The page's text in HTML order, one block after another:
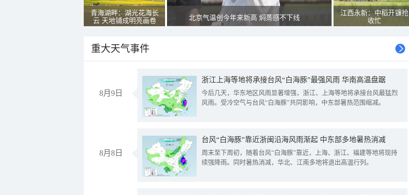
青海湖畔：湖光花海长
云 天地铺成明亮画卷
北京气温创今年来新高 焖蒸感不下线
江西永新：中稻开镰抢
收忙
重大天气事件
8月9日
浙江上海等地将承接台风“白海豚”最强风雨 华南高温盘踞
今后几天，华东地区风雨显著增强，浙江、上海等地将承接台风最猛烈
风雨。受冷空气与台风“白海豚”共同影响，中东部暑热范围缩减。
8月8日
台风“白海豚”靠近浙闽沿海风雨渐起 中东部多地暑热消减
周末至下周初，随着台风“白海豚”靠近，上海、浙江、福建等地将现持
续强降雨。同时暑热消减，华北、江南多地将退出高温行列。